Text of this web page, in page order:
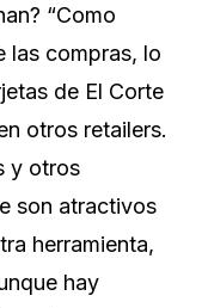
“Como
las compras, lo
de El Corte
otros retailers.
y otros
son atractivos
herramienta,
hay